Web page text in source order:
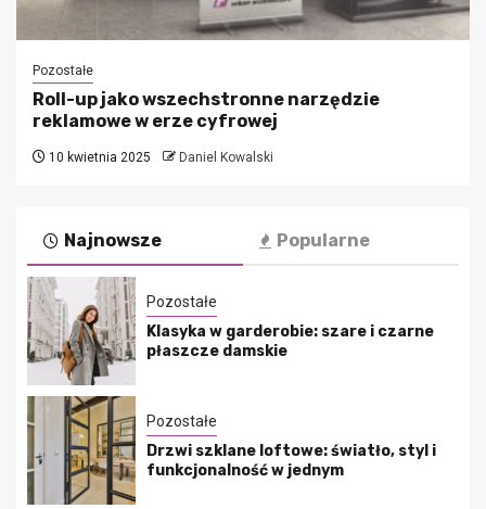
Pozostałe
Roll-up jako wszechstronne narzędzie
reklamowe w erze cyfrowej
10 kwietnia 2025 Daniel Kowalski
Najnowsze Popularne
Pozostałe
Klasyka w garderobie: szare i czarne
płaszcze damskie
Pozostałe
Drzwi szklane loftowe: światło, styl i
funkcjonalność w jednym